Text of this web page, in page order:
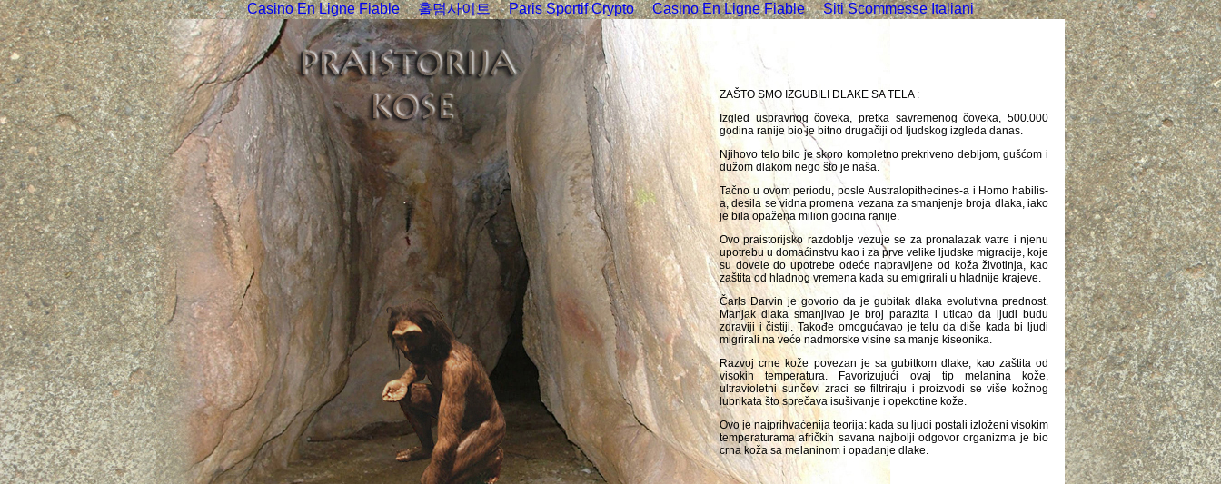
Casino En Ligne Fiable 홀덤사이트 Paris Sportif Crypto Casino En Ligne Fiable Siti Scommesse Italiani
ZAŠTO SMO IZGUBILI DLAKE SA TELA :
Izgled uspravnog čoveka, pretka savremenog čoveka, 500.000
godina ranije bio je bitno drugačiji od ljudskog izgleda danas.
Njihovo telo bilo je skoro kompletno prekriveno debljom, gušćom i
dužom dlakom nego što je naša.
Tačno u ovom periodu, posle Australopithecines-a i Homo habilis-
a, desila se vidna promena vezana za smanjenje broja dlaka, iako
je bila opažena milion godina ranije.
Ovo praistorijsko razdoblje vezuje se za pronalazak vatre i njenu
upotrebu u domaćinstvu kao i za prve velike ljudske migracije, koje
su dovele do upotrebe odeće napravljene od koža životinja, kao
zaštita od hladnog vremena kada su emigrirali u hladnije krajeve.
Čarls Darvin je govorio da je gubitak dlaka evolutivna prednost.
Manjak dlaka smanjivao je broj parazita i uticao da ljudi budu
zdraviji i čistiji. Takođe omogućavao je telu da diše kada bi ljudi
migrirali na veće nadmorske visine sa manje kiseonika.
Razvoj crne kože povezan je sa gubitkom dlake, kao zaštita od
visokih temperatura. Favorizujući ovaj tip melanina kože,
ultravioletni sunčevi zraci se filtriraju i proizvodi se više kožnog
lubrikata što sprečava isušivanje i opekotine kože.
Ovo je najprihvaćenija teorija: kada su ljudi postali izloženi visokim
temperaturama afričkih savana najbolji odgovor organizma je bio
crna koža sa melaninom i opadanje dlake.